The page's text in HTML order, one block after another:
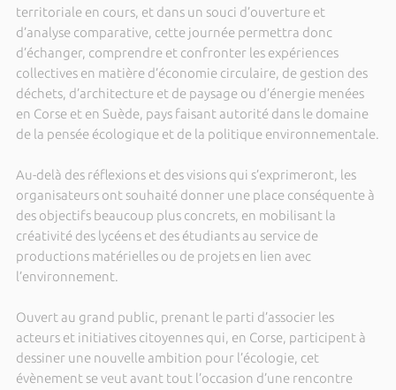
territoriale en cours, et dans un souci d’ouverture et
d’analyse comparative, cette journée permettra donc
d’échanger, comprendre et confronter les expériences
collectives en matière d’économie circulaire, de gestion des
déchets, d’architecture et de paysage ou d’énergie menées
en Corse et en Suède, pays faisant autorité dans le domaine
de la pensée écologique et de la politique environnementale.
Au-delà des réflexions et des visions qui s’exprimeront, les
organisateurs ont souhaité donner une place conséquente à
des objectifs beaucoup plus concrets, en mobilisant la
créativité des lycéens et des étudiants au service de
productions matérielles ou de projets en lien avec
l’environnement.
Ouvert au grand public, prenant le parti d’associer les
acteurs et initiatives citoyennes qui, en Corse, participent à
dessiner une nouvelle ambition pour l’écologie, cet
évènement se veut avant tout l’occasion d’une rencontre